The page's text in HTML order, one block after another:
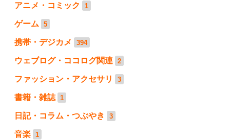
アニメ・コミック 1
ゲーム 5
携帯・デジカメ 394
ウェブログ・ココログ関連 2
ファッション・アクセサリ 3
書籍・雑誌 1
日記・コラム・つぶやき 3
音楽 1